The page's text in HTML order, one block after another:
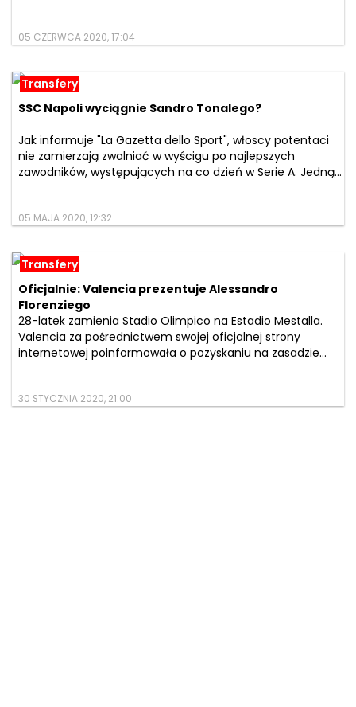
05 CZERWCA 2020, 17:04
Transfery
SSC Napoli wyciągnie Sandro Tonalego?
Jak informuje "La Gazetta dello Sport", włoscy potentaci
nie zamierzają zwalniać w wyścigu po najlepszych
zawodników, występujących na co dzień w Serie A. Jedną...
05 MAJA 2020, 12:32
Transfery
Oficjalnie: Valencia prezentuje Alessandro
Florenziego
28-latek zamienia Stadio Olimpico na Estadio Mestalla.
Valencia za pośrednictwem swojej oficjalnej strony
internetowej poinformowała o pozyskaniu na zasadzie...
30 STYCZNIA 2020, 21:00